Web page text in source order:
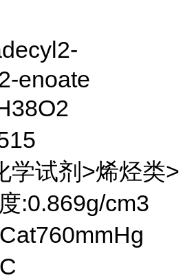
enoate
学试剂>烯烃类>
:0.869g/cm3